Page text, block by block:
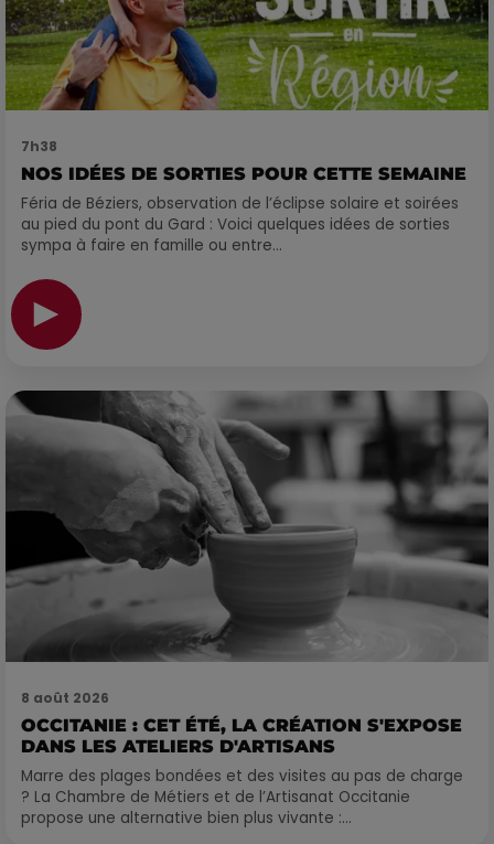
7h38
NOS IDÉES DE SORTIES POUR CETTE SEMAINE
Féria de Béziers, observation de l’éclipse solaire et soirées
au pied du pont du Gard : Voici quelques idées de sorties
sympa à faire en famille ou entre...
8 août 2026
OCCITANIE : CET ÉTÉ, LA CRÉATION S'EXPOSE
DANS LES ATELIERS D'ARTISANS
Marre des plages bondées et des visites au pas de charge
? La Chambre de Métiers et de l’Artisanat Occitanie
propose une alternative bien plus vivante :...